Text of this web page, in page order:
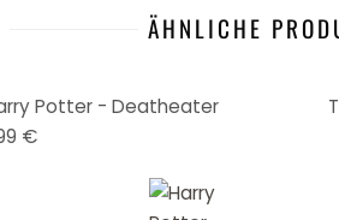
ÄHNLICHE
Potter - Deatheater
€